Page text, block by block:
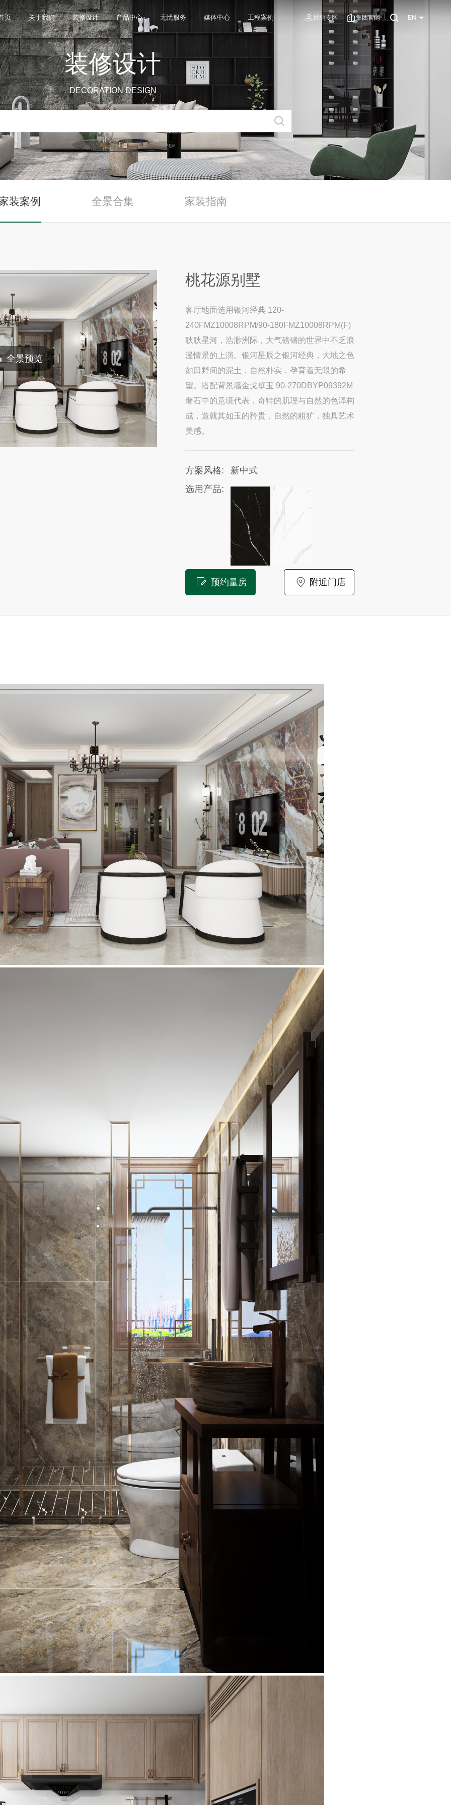
页 关于我们
公司，品牌商标注册于2000年，专注于美化建筑和
大板、岩板等品类，秉承“每个家 都值得拥有蒙娜丽
为营销服务的核心精神，使顾客在感受艺术化产品
装修设计
类，构建起瓷砖产品全屋定制应用体系，通过上万
和选择。
产品中心
本真”的设计主旨，甄选全球珍稀的天然原石作为设
纹理设计、多质感工艺、多规格的动态组合打破常
表达，为人们提供源源不断的美学灵感，创造无界
无忧服务
营销网点，打通了线上线下的营销服务渠道，为消
，蒙娜丽莎对服务体系进行全新升级，推出“微笑
陶瓷大板岩板销售的“最后一公里”，解决消费者家装
媒体中心
，使顾客在感受艺术化产品的同时，享受高品质的
生活方式需求。
工程案例
百家房地产企业和千万业主提供优质的产品与服
业务树立典范。
经销专区 集团官网 EN
装修设计
DECORATION DESIGN
装案例 全景合集 家装指南
全景预览
桃花源别墅
客厅地面选用银河经典 120-
240FMZ10008RPM/90-180FMZ10008RPM(F)
耿耿星河，浩渺洲际，大气磅礴的世界中不乏浪
漫情景的上演。银河星辰之银河经典，大地之色
如田野间的泥土，自然朴实，孕育着无限的希
望。搭配背景墙金戈壁玉 90-270DBYP09392M
奢石中的意境代表，奇特的肌理与自然的色泽构
成，造就其如玉的矜贵，自然的粗犷，独具艺术
美感。
方案风格:
新中式
选用产品:
预约量房 附近门店